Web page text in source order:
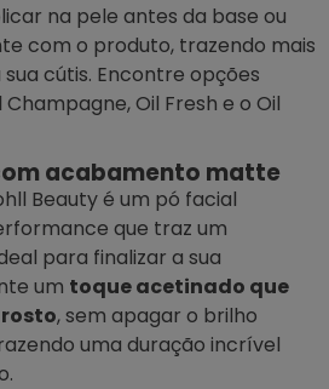
na pele antes da base ou
com o produto, trazendo mais
cútis. Encontre opções
Oil Fresh e o Oil
acabamento matte
Beauty é um pó facial
que traz um
para finalizar a sua
um toque acetinado que
, sem apagar o brilho
uma duração incrível